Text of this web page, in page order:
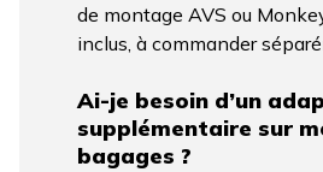
de montage AVS ou
inclus, à commander
Ai-je besoin d’un
supplémentaire sur
bagages ?